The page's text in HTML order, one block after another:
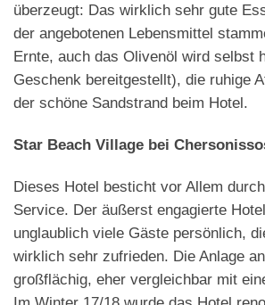
überzeugt: Das wirklich sehr gute
der angebotenen Lebensmittel
Ernte, auch das Olivenöl wird selbst
Geschenk bereitgestellt), die ruhige
der schöne Sandstrand beim Hotel.
Star Beach Village bei
Dieses Hotel besticht vor Allem
Service. Der äußerst engagierte
unglaublich viele Gäste persönlich,
wirklich sehr zufrieden. Die Anlage
großflächig, eher vergleichbar mit